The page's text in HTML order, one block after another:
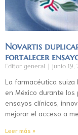
Novartis
fortalecer
Editor general junio 19,
La farmacéutica suiza
en México durante
ensayos clínicos,
mejorar el acceso a
Leer más »